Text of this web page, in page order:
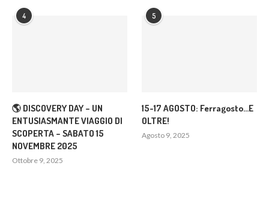
4
🌎 DISCOVERY DAY – UN
ENTUSIASMANTE VIAGGIO DI
SCOPERTA – SABATO 15
NOVEMBRE 2025
Ottobre 9, 2025
5
15-17 AGOSTO: Ferragosto…E
OLTRE!
Agosto 9, 2025